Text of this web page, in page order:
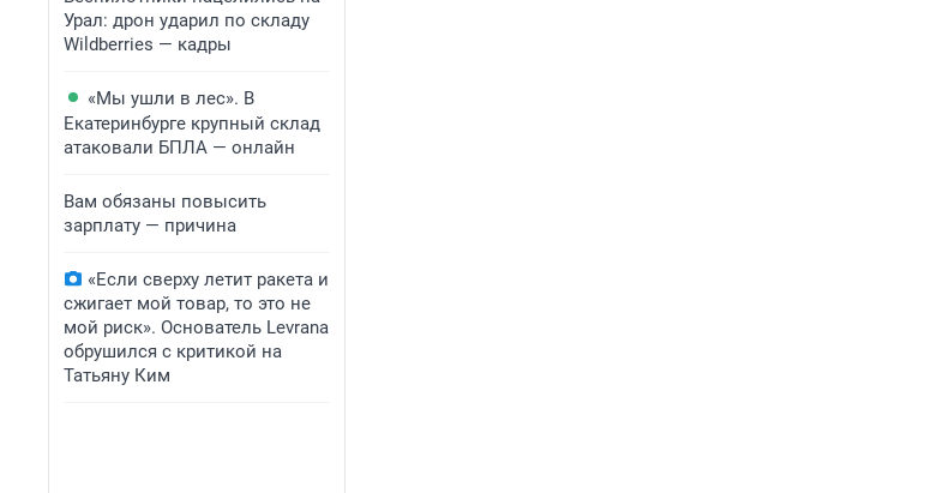
Урал: дрон ударил по складу
Wildberries — кадры
«Мы ушли в лес». В
Екатеринбурге крупный склад
атаковали БПЛА — онлайн
Вам обязаны повысить
зарплату — причина
«Если сверху летит ракета и
сжигает мой товар, то это не
мой риск». Основатель Levrana
обрушился с критикой на
Татьяну Ким